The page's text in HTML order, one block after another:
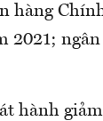
hàng
2021;
hành